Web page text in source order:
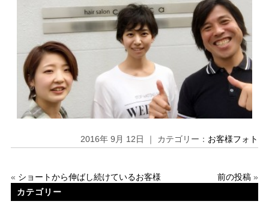
2016年 9月 12日 ｜ カテゴリー： お客様フォト
« ショートから伸ばし続けているお客様 前の投稿 »
カテゴリー